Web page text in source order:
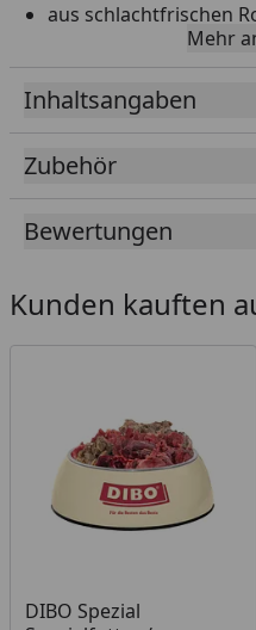
aus schlachtfrischen
ohne chemische
ohne Aroma- und
ohne Knochenmehle
naturbelassen
ohne
ohne Zucker oder
Die Lieferung von
DPD aus einem
Versandtage sind
Österreich..
Mehr
Inhaltsangaben
Zubehör
Bewertungen
Kunden kauften
DIBO Spezial